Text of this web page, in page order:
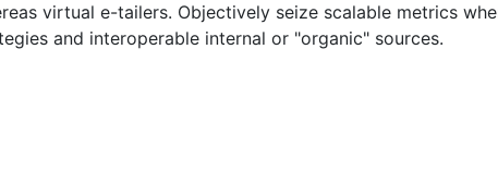
virtual e-tailers. Objectively seize scalable metrics
and interoperable internal or "organic" sources.